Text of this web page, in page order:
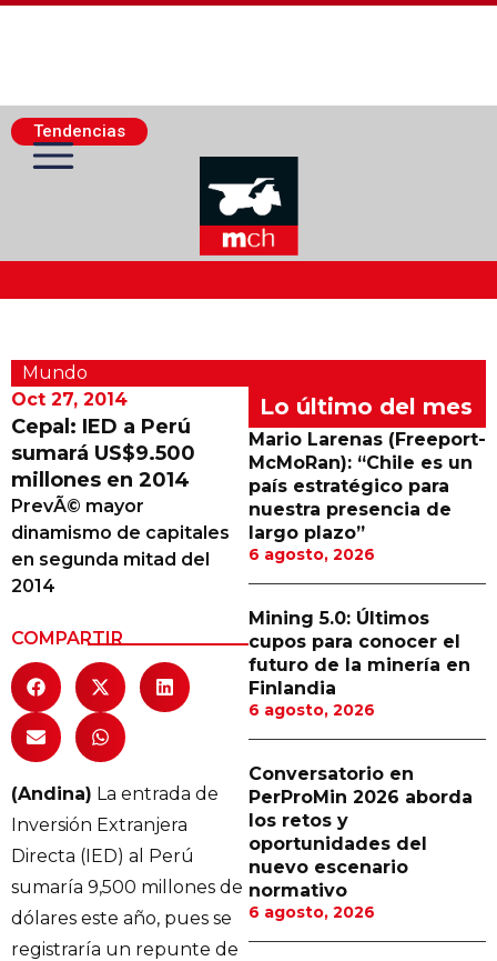
Tendencias
Actualidad Minera
Minería Superficie
Minerí­a Subterránea
Proveedores
Canal Digital
Calendario de Eventos
Revistas Digital
Siguenos
Mundo
Oct 27, 2014
Cepal: IED a Perú
sumará US$9.500
millones en 2014
PrevÃ© mayor
dinamismo de capitales
en segunda mitad del
2014
COMPARTIR
(Andina) La entrada de
Inversión Extranjera
Directa (IED) al Perú
sumaría 9,500 millones de
dólares este año, pues se
registraría un repunte de
Lo último del mes
Mario Larenas (Freeport-
McMoRan): “Chile es un
país estratégico para
nuestra presencia de
largo plazo”
6 agosto, 2026
Mining 5.0: Últimos
cupos para conocer el
futuro de la minería en
Finlandia
6 agosto, 2026
Conversatorio en
PerProMin 2026 aborda
los retos y
oportunidades del
nuevo escenario
normativo
6 agosto, 2026